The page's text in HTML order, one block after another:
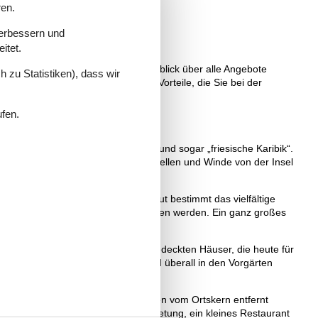
Sie sich schnell einen Überblick über alle Angebote
können, und über die Vorteile, die Sie bei der
Föhr auch die „grüne Insel“ und sogar „friesische Karibik“.
Amrum halten allzu heftige Wellen und Winde von der Insel
Wechsel von Ebbe und Flut bestimmt das vielfältige
noch lange begeistert zurückdenken werden. Ein ganz großes
bauten die prachtvollen, reetgedeckten Häuser, die heute für
bilden idyllische Alleen und überall in den Vorgärten
ist. Nur wenige Gehminuten vom Ortskern entfernt
Es gibt eine Strandkorbvermietung, ein kleines Restaurant
und
zu Statistiken), dass wir